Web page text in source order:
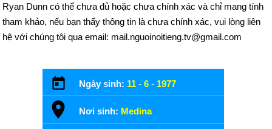
Ryan Dunn có thể chưa đủ hoặc chưa chính xác và chỉ mang tính
tham khảo, nếu bạn thấy thông tin là chưa chính xác, vui lòng liên
hệ với chúng tôi qua email: mail.nguoinoitieng.tv@gmail.com
Ngày sinh: 11 - 6 - 1977
Nơi sinh: Medina